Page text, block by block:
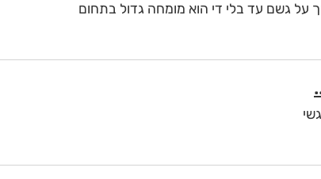
על גשם עד בלי די הוא מומחה גדול בתחום